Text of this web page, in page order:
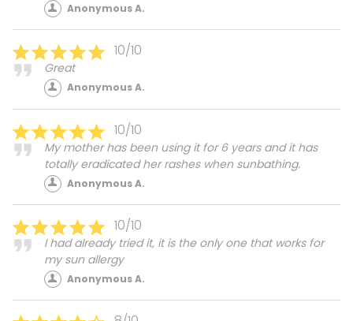
Anonymous A.
10/10
Great
Anonymous A.
10/10
My mother has been using it for 6 years and it has
totally eradicated her rashes when sunbathing.
Anonymous A.
10/10
I had already tried it, it is the only one that works for
my sun allergy
Anonymous A.